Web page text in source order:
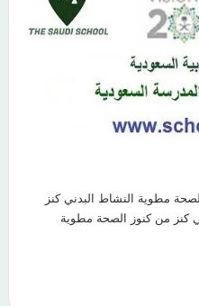
مطوية النشاط البدني كنز
كنز من كنوز الصحة مطوية